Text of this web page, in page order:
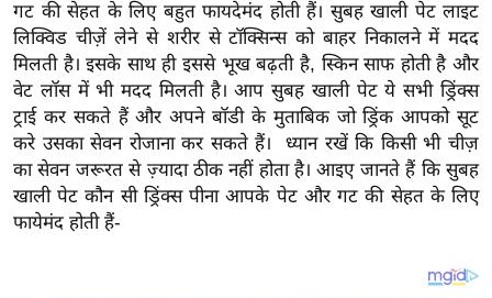
खे
ल
क्रि
के
ट
I
P
L
गट की सेहत के लिए बहुत फायदेमंद होती हैं। सुबह खाली पेट लाइट
लिक्विड चीज़ें लेने से शरीर से टॉक्सिन्स को बाहर निकालने में मदद
मिलती है। इसके साथ ही इससे भूख बढ़ती है, स्किन साफ होती है और
वेट लॉस में भी मदद मिलती है। आप सुबह खाली पेट ये सभी ड्रिंक्स
ट्राई कर सकते हैं और अपने बॉडी के मुताबिक जो ड्रिंक आपको सूट
करे उसका सेवन रोजाना कर सकते हैं। ध्यान रखें कि किसी भी चीज़
का सेवन जरूरत से ज़्यादा ठीक नहीं होता है। आइए जानते हैं कि सुबह
खाली पेट कौन सी ड्रिंक्स पीना आपके पेट और गट की सेहत के लिए
फायेमंद होती हैं-